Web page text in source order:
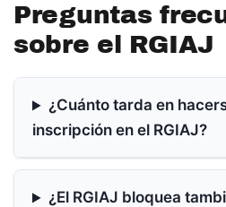
Preguntas
sobre el RGIAJ
¿Cuánto tarda en
inscripción en el RGIAJ?
¿El RGIAJ bloquea